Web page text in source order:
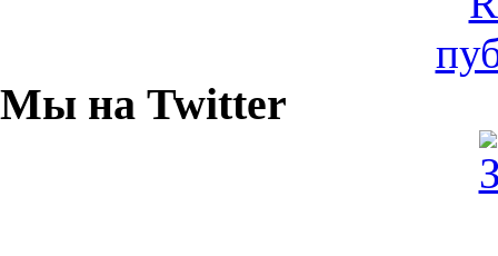
Мы на Twitter